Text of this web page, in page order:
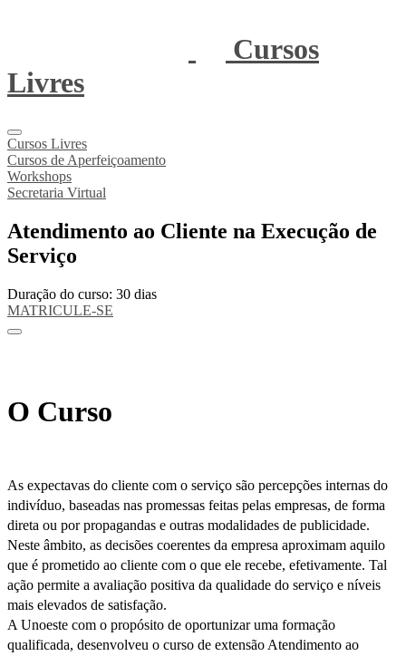
Cursos
Livres
Cursos Livres
Cursos de Aperfeiçoamento
Workshops
Secretaria Virtual
Atendimento ao Cliente na Execução de
Serviço
Duração do curso: 30 dias
MATRICULE-SE
O Curso
As expectavas do cliente com o serviço são percepções internas do
indivíduo, baseadas nas promessas feitas pelas empresas, de forma
direta ou por propagandas e outras modalidades de publicidade.
Neste âmbito, as decisões coerentes da empresa aproximam aquilo
que é prometido ao cliente com o que ele recebe, efetivamente. Tal
ação permite a avaliação positiva da qualidade do serviço e níveis
mais elevados de satisfação.
A Unoeste com o propósito de oportunizar uma formação
qualificada, desenvolveu o curso de extensão Atendimento ao